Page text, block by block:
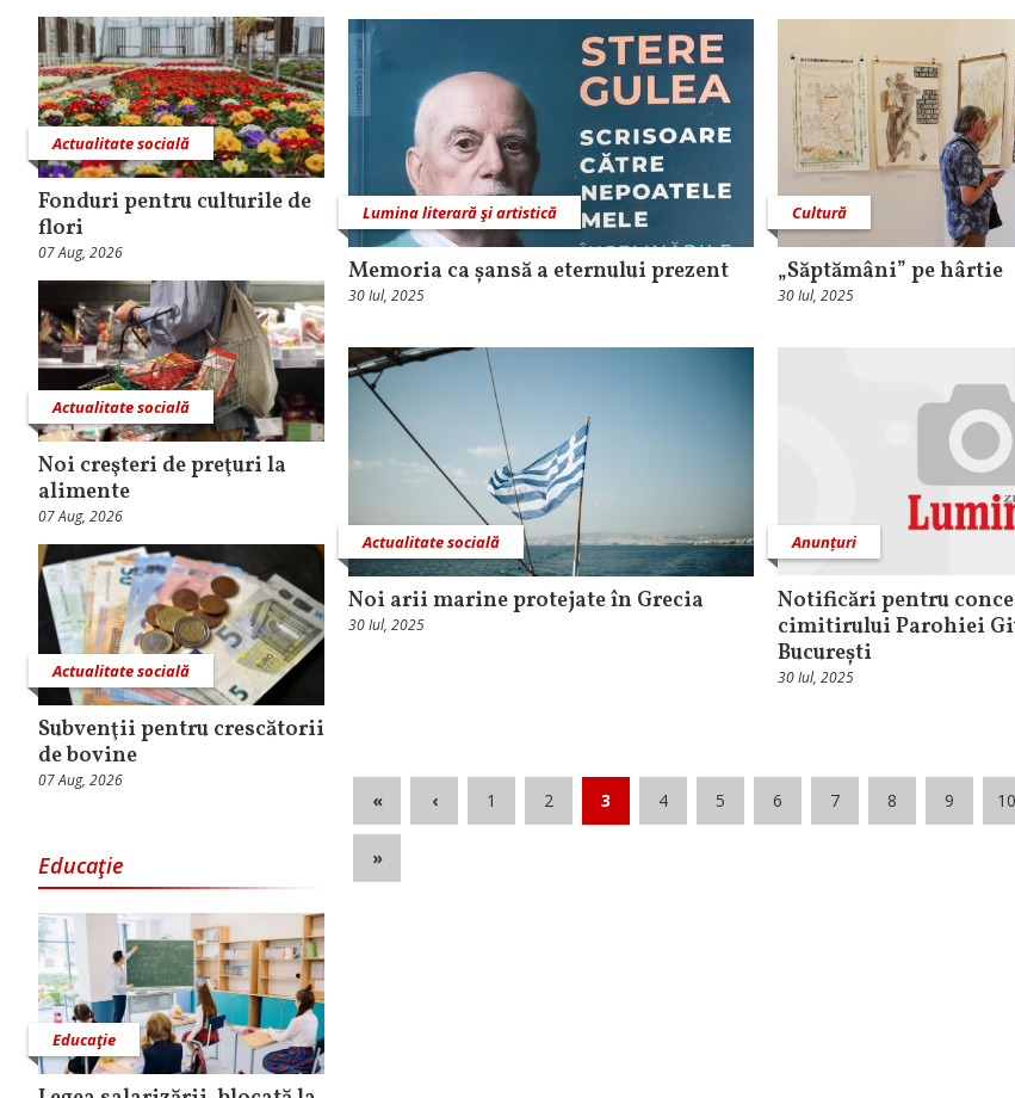
Actualitate socială
Fonduri pentru culturile de
flori
07 Aug, 2026
Actualitate socială
Noi creşteri de preţuri la
alimente
07 Aug, 2026
Actualitate socială
Subvenţii pentru crescătorii
de bovine
07 Aug, 2026
Educaţie
Educaţie
Lumina literară şi artistică
Memoria ca șansă a eternului prezent
30 Iul, 2025
Cultură
„Săptămâni” pe hârtie
30 Iul, 2025
Actualitate socială
Noi arii marine protejate în Grecia
30 Iul, 2025
Anunțuri
Notificări pentru
cimitirului Parohiei
București
30 Iul, 2025
« ‹ 1 2 3 4 5 6 7 8 9 10
»